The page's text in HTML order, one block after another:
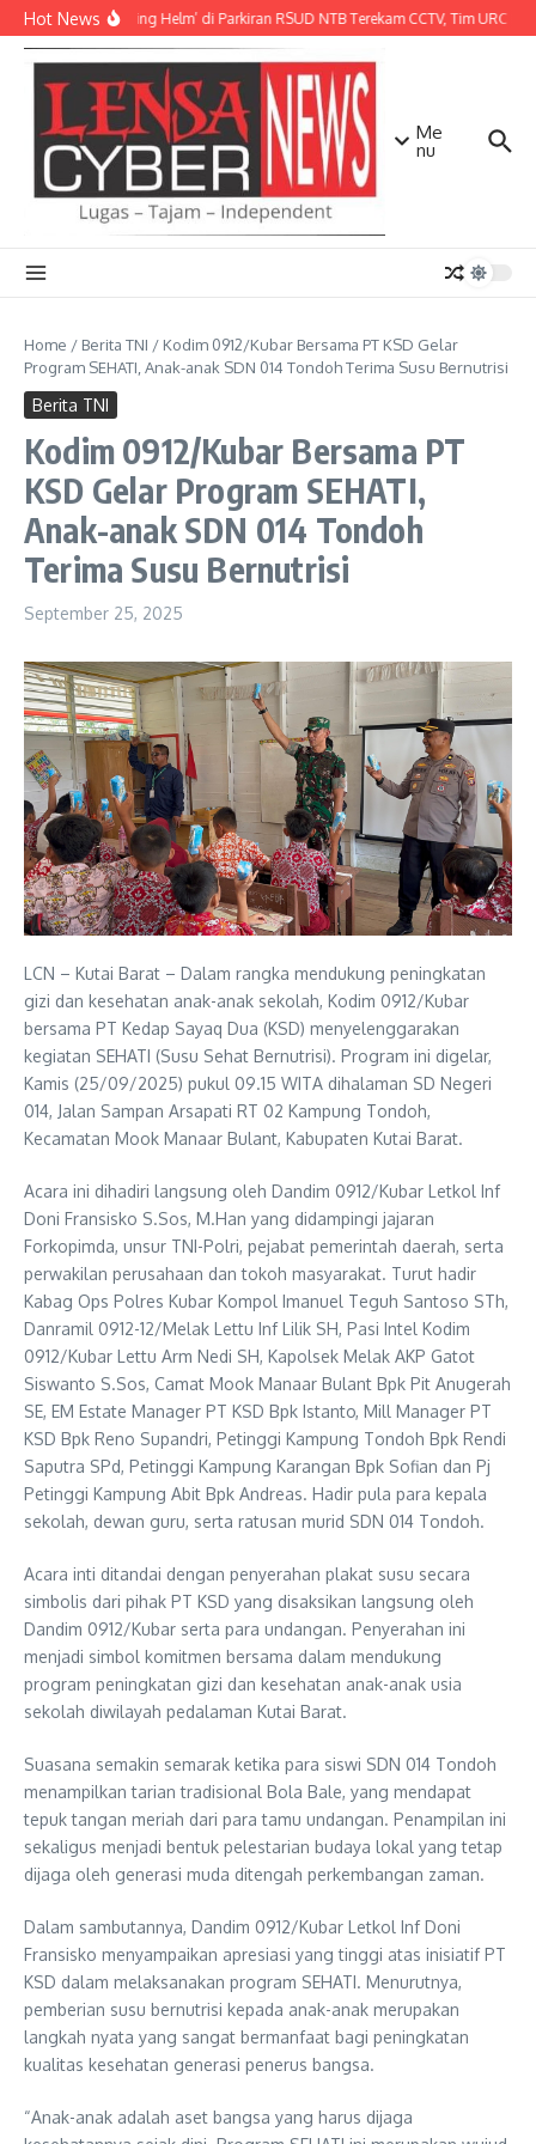
Lewati ke konten
Hot NewsAksi ‘Maling Helm’ di Parkiran RSUD NTB Terekam CCTV, Tim URC
Me
nu
Home / Berita TNI / Kodim 0912/Kubar Bersama PT KSD Gelar
Program SEHATI, Anak-anak SDN 014 Tondoh Terima Susu Bernutrisi
Berita TNI
Kodim 0912/Kubar Bersama PT
KSD Gelar Program SEHATI,
Anak-anak SDN 014 Tondoh
Terima Susu Bernutrisi
September 25, 2025
LCN – Kutai Barat – Dalam rangka mendukung peningkatan
gizi dan kesehatan anak-anak sekolah, Kodim 0912/Kubar
bersama PT Kedap Sayaq Dua (KSD) menyelenggarakan
kegiatan SEHATI (Susu Sehat Bernutrisi). Program ini digelar,
Kamis (25/09/2025) pukul 09.15 WITA dihalaman SD Negeri
014, Jalan Sampan Arsapati RT 02 Kampung Tondoh,
Kecamatan Mook Manaar Bulant, Kabupaten Kutai Barat.
Acara ini dihadiri langsung oleh Dandim 0912/Kubar Letkol Inf
Doni Fransisko S.Sos, M.Han yang didampingi jajaran
Forkopimda, unsur TNI-Polri, pejabat pemerintah daerah, serta
perwakilan perusahaan dan tokoh masyarakat. Turut hadir
Kabag Ops Polres Kubar Kompol Imanuel Teguh Santoso STh,
Danramil 0912-12/Melak Lettu Inf Lilik SH, Pasi Intel Kodim
0912/Kubar Lettu Arm Nedi SH, Kapolsek Melak AKP Gatot
Siswanto S.Sos, Camat Mook Manaar Bulant Bpk Pit Anugerah
SE, EM Estate Manager PT KSD Bpk Istanto, Mill Manager PT
KSD Bpk Reno Supandri, Petinggi Kampung Tondoh Bpk Rendi
Saputra SPd, Petinggi Kampung Karangan Bpk Sofian dan Pj
Petinggi Kampung Abit Bpk Andreas. Hadir pula para kepala
sekolah, dewan guru, serta ratusan murid SDN 014 Tondoh.
Acara inti ditandai dengan penyerahan plakat susu secara
simbolis dari pihak PT KSD yang disaksikan langsung oleh
Dandim 0912/Kubar serta para undangan. Penyerahan ini
menjadi simbol komitmen bersama dalam mendukung
program peningkatan gizi dan kesehatan anak-anak usia
sekolah diwilayah pedalaman Kutai Barat.
Suasana semakin semarak ketika para siswi SDN 014 Tondoh
menampilkan tarian tradisional Bola Bale, yang mendapat
tepuk tangan meriah dari para tamu undangan. Penampilan ini
sekaligus menjadi bentuk pelestarian budaya lokal yang tetap
dijaga oleh generasi muda ditengah perkembangan zaman.
Dalam sambutannya, Dandim 0912/Kubar Letkol Inf Doni
Fransisko menyampaikan apresiasi yang tinggi atas inisiatif PT
KSD dalam melaksanakan program SEHATI. Menurutnya,
pemberian susu bernutrisi kepada anak-anak merupakan
langkah nyata yang sangat bermanfaat bagi peningkatan
kualitas kesehatan generasi penerus bangsa.
“Anak-anak adalah aset bangsa yang harus dijaga